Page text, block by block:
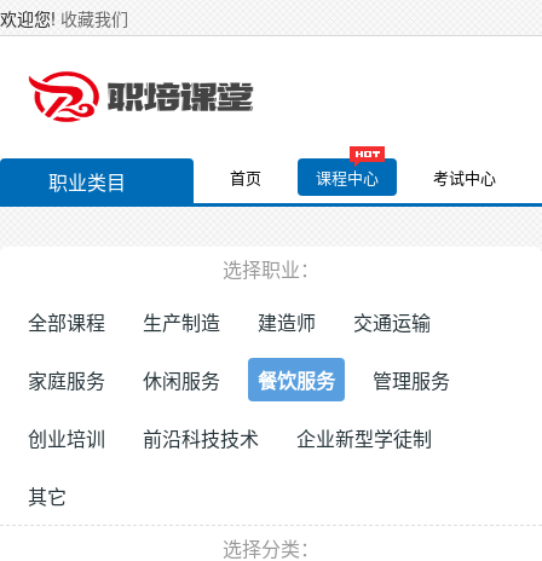
欢迎您! 收藏我们
职业类目 首页 课程中心 考试中心
选择职业：
全部课程
生产制造 建造师 交通运输
家庭服务 休闲服务 餐饮服务 管理服务
创业培训 前沿科技技术 企业新型学徒制
其它
选择分类：